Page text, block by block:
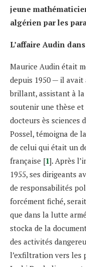
jeune
algérien par les
L’affaire Audin
Maurice Audin était
depuis 1950 — il
brillant, assistant à la
soutenir une thèse et
docteurs ès sciences
Possel, témoigna de
de celui qui était un
française [1]. Après
1955, ses dirigeants
de responsabilités
forcément fiché,
que dans la lutte
stocka de la
des activités
l’exfiltration vers les